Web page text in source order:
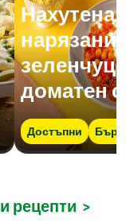
Нахутена
нарязани
доматен
Достъпни
рецепти >